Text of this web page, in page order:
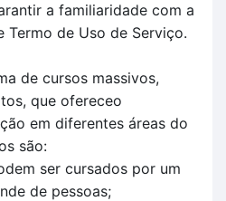
a familiaridade com a
Termo de Uso de Serviço.
de cursos massivos,
que ofereceo
em diferentes áreas do
são:
ser cursados por um
de pessoas;